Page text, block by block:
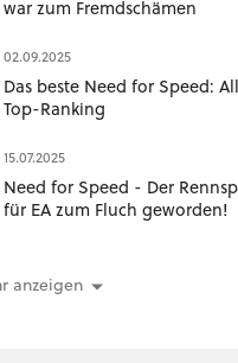
war zum Fremdschämen
02.09.2025
Das beste Need for Speed:
Top-Ranking
15.07.2025
Need for Speed - Der
für EA zum Fluch geworden!
anzeigen